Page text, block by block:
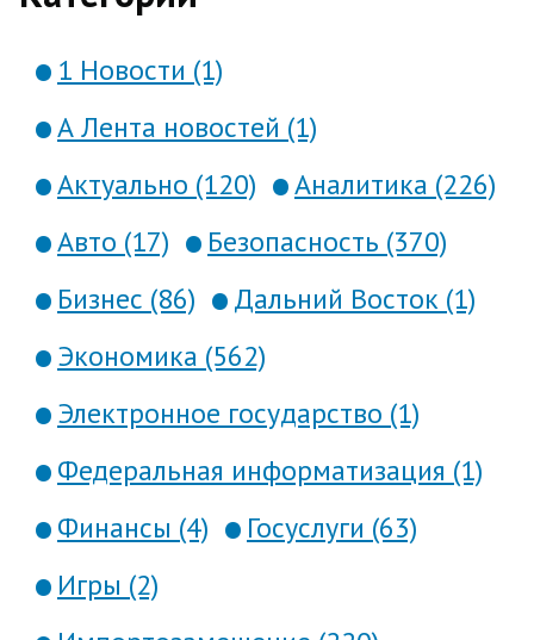
1 Новости (1)
А Лента новостей (1)
Актуально (120)
Аналитика (226)
Авто (17)
Безопасность (370)
Бизнес (86)
Дальний Восток (1)
Экономика (562)
Электронное государство (1)
Федеральная информатизация (1)
Финансы (4)
Госуслуги (63)
Игры (2)